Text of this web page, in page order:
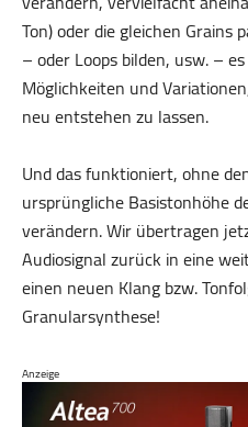
Ton) oder die gleichen Grains
– oder Loops bilden, usw. –
Möglichkeiten und
neu entstehen zu lassen.
Und das funktioniert, ohne
ursprüngliche Basistonhöhe
verändern. Wir übertragen
Audiosignal zurück in eine
einen neuen Klang bzw.
Granularsynthese!
Anzeige